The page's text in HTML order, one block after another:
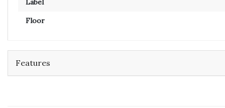
Label
Floor
Features